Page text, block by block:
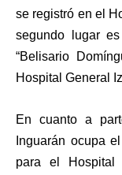
se registró en el
segundo lugar
“Belisario
Hospital General
En cuanto a
Inguarán ocupa
para el Hospital